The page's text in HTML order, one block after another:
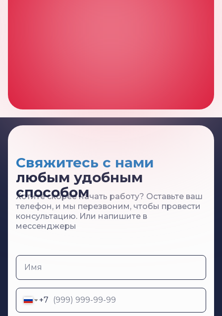
Хотите скорее начать работу? Оставьте ваш
телефон, и мы перезвоним, чтобы провести
консультацию. Или напишите в
мессенджеры
Имя
Телефон
+7